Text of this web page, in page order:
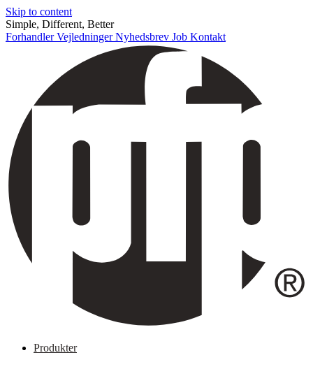
Skip to content
Simple, Different, Better
ForhandlerVejledningerNyhedsbrev Job Kontakt
Produkter